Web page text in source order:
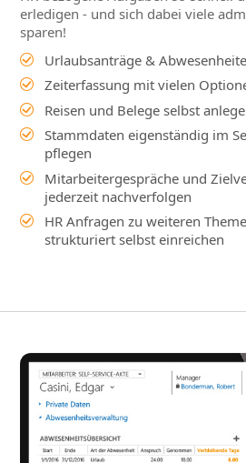
erledigen - und sich dabei viele
sparen!
Urlaubsanträge &
Zeiterfassung mit vielen
Reisen und Belege selbst
Stammdaten eigenständig im
pflegen
Mitarbeitergespräche und
jederzeit nachverfolgen
HR Anfragen zu weiteren
strukturiert selbst einreichen